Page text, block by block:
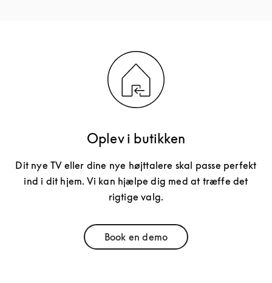
Oplev i butikken
Dit nye TV eller dine nye højttalere skal passe perfekt
ind i dit hjem. Vi kan hjælpe dig med at træffe det
rigtige valg.
Book en demoLink Opens in New Tab